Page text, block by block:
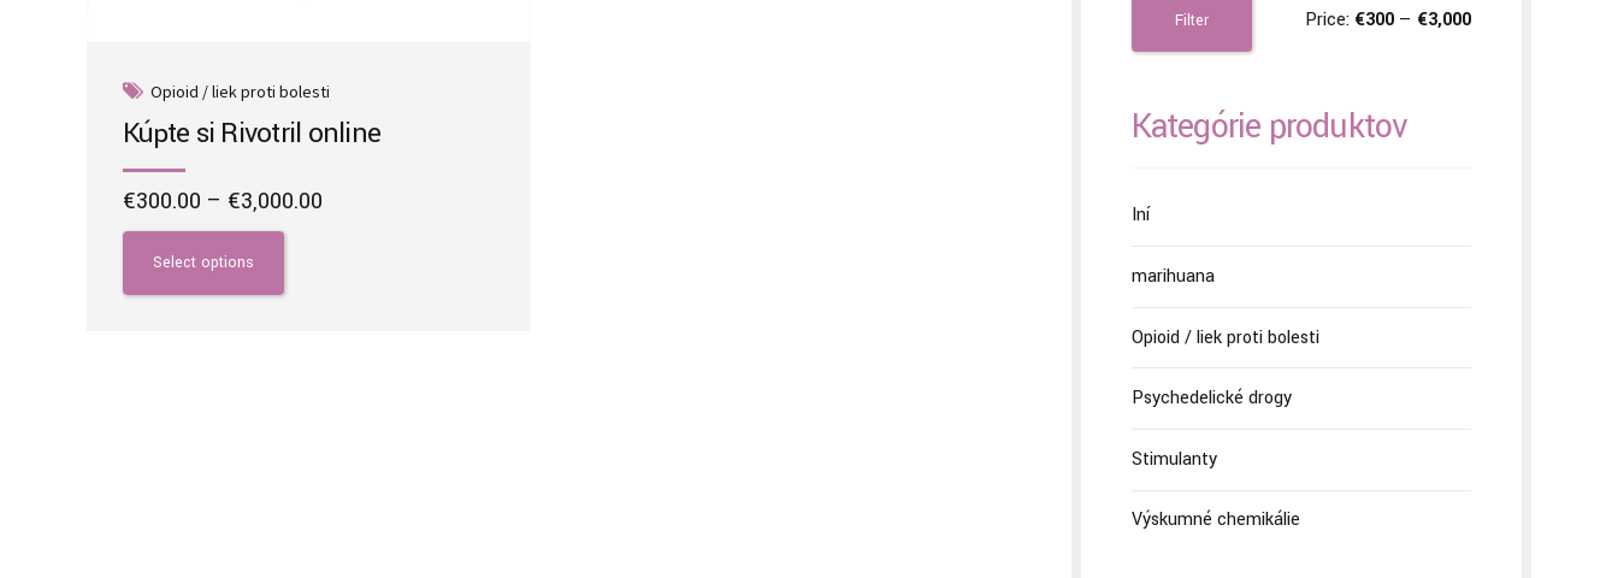
Opioid / liek proti bolesti
Kúpte si Rivotril online
€300.00 – €3,000.00
Select options
This
product
has
Filter Price: €300 — €3,000
Kategórie produktov
Iní
marihuana
Opioid / liek proti bolesti
Psychedelické drogy
Stimulanty
Výskumné chemikálie